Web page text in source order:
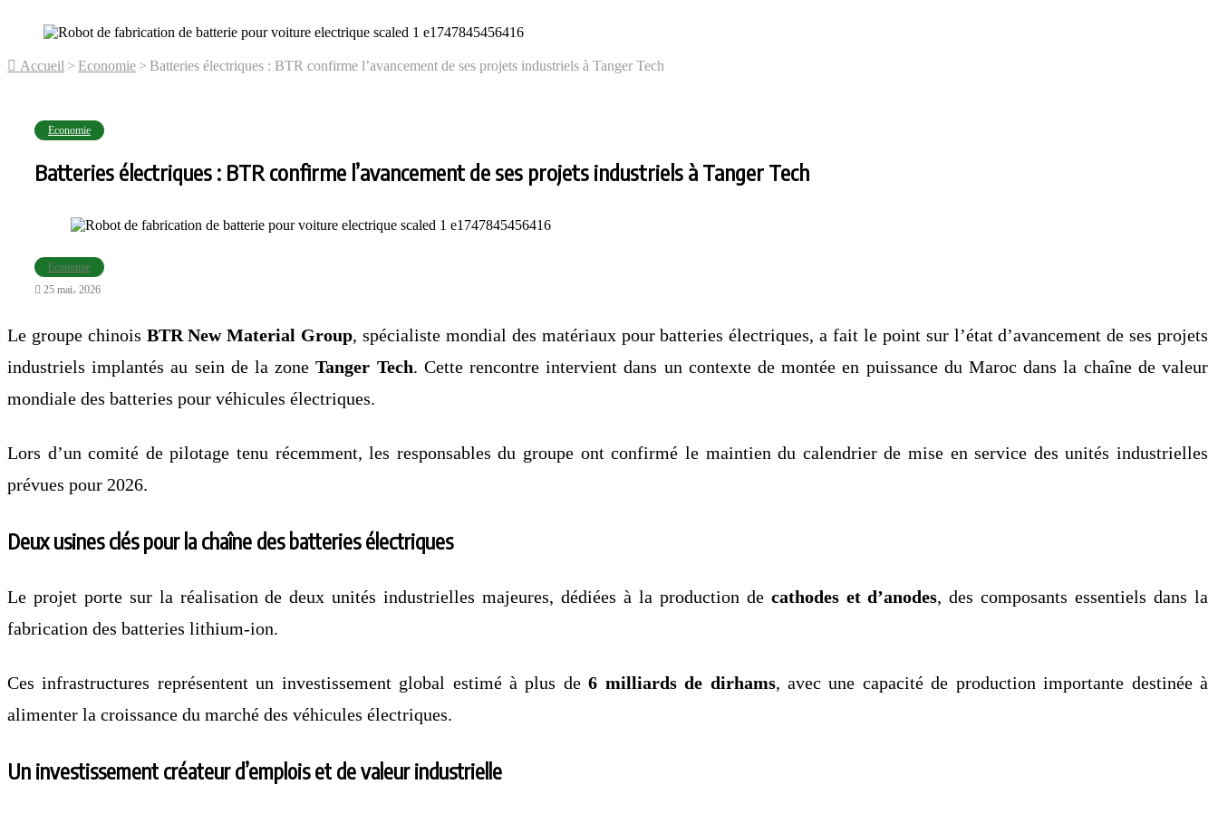
Accueil > Economie > Batteries électriques : BTR confirme l’avancement de ses projets industriels à Tanger Tech
Economie
Batteries électriques : BTR confirme l’avancement de ses projets industriels à Tanger Tech
Economie
25 mai، 2026
Le groupe chinois BTR New Material Group, spécialiste mondial des matériaux pour batteries électriques, a fait le point sur l’état d’avancement de ses projets
industriels implantés au sein de la zoneTanger Tech. Cette rencontre intervient dans un contexte de montée en puissance du Maroc dans la chaîne de valeur
mondiale des batteries pour véhicules électriques.
Lors d’un comité de pilotage tenu récemment, les responsables du groupe ont confirmé le maintien du calendrier de mise en service des unités industrielles
prévues pour 2026.
Deux usines clés pour la chaîne des batteries électriques
Le projet porte sur la réalisation de deux unités industrielles majeures, dédiées à la production de cathodes et d’anodes, des composants essentiels dans la
fabrication des batteries lithium-ion.
Ces infrastructures représentent un investissement global estimé à plus de6 milliards de dirhams, avec une capacité de production importante destinée à
alimenter la croissance du marché des véhicules électriques.
Un investissement créateur d’emplois et de valeur industrielle